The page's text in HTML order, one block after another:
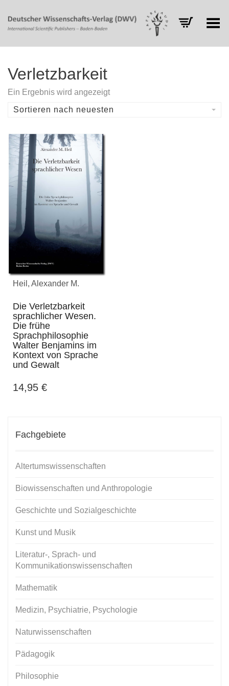
Toggle Menu
Verletzbarkeit
Ein Ergebnis wird angezeigt
Sortieren nach neuesten
Heil, Alexander M.
Die Verletzbarkeit
sprachlicher Wesen.
Die frühe
Sprachphilosophie
Walter Benjamins im
Kontext von Sprache
und Gewalt
14,95 €
Fachgebiete
Altertumswissenschaften
Biowissenschaften und Anthropologie
Geschichte und Sozialgeschichte
Kunst und Musik
Literatur-, Sprach- und
Kommunikationswissenschaften
Mathematik
Medizin, Psychiatrie, Psychologie
Naturwissenschaften
Pädagogik
Philosophie